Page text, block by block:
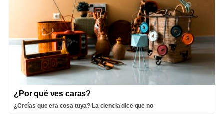
¿Por qué ves caras?
¿Creías que era cosa tuya? La ciencia dice que no